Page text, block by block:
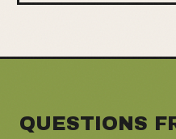
QUESTIONS